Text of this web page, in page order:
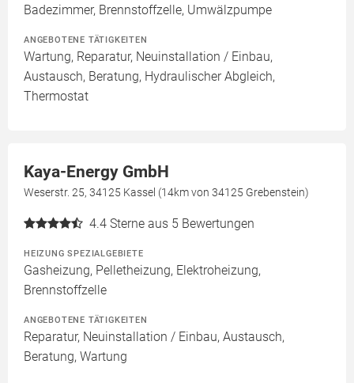
Badezimmer, Brennstoffzelle, Umwälzpumpe
ANGEBOTENE TÄTIGKEITEN
Wartung, Reparatur, Neuinstallation / Einbau,
Austausch, Beratung, Hydraulischer Abgleich,
Thermostat
Kaya-Energy GmbH
Weserstr. 25, 34125 Kassel (14km von 34125 Grebenstein)
4.4 Sterne aus 5 Bewertungen
HEIZUNG SPEZIALGEBIETE
Gasheizung, Pelletheizung, Elektroheizung,
Brennstoffzelle
ANGEBOTENE TÄTIGKEITEN
Reparatur, Neuinstallation / Einbau, Austausch,
Beratung, Wartung